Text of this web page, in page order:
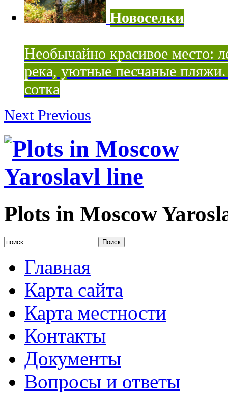
Новоселки
Необычайно красивое место:
река, уютные песчаные
сотка
Next Previous
Plots in Moscow
Главная
Карта сайта
Карта местности
Контакты
Документы
Вопросы и ответы